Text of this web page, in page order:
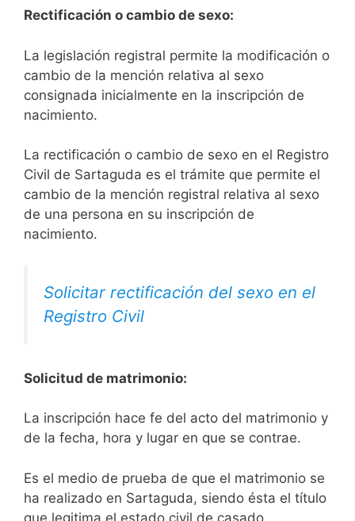
Rectificación o cambio de sexo:
La legislación registral permite la modificación o
cambio de la mención relativa al sexo
consignada inicialmente en la inscripción de
nacimiento.
La rectificación o cambio de sexo en el Registro
Civil de Sartaguda es el trámite que permite el
cambio de la mención registral relativa al sexo
de una persona en su inscripción de
nacimiento.
Solicitar rectificación del sexo en el
Registro Civil
Solicitud de matrimonio:
La inscripción hace fe del acto del matrimonio y
de la fecha, hora y lugar en que se contrae.
Es el medio de prueba de que el matrimonio se
ha realizado en Sartaguda, siendo ésta el título
que legitima el estado civil de casado.